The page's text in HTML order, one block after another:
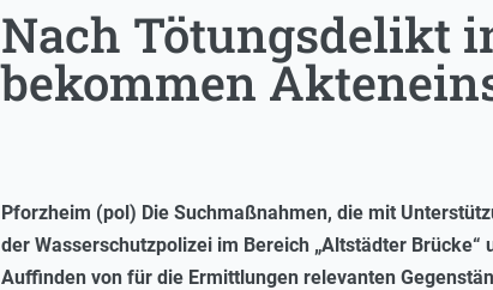
Nach Tötungsdelikt
bekommen
Pforzheim (pol) Die Suchmaßnahmen, die mit
der Wasserschutzpolizei im Bereich „Altstädter
Auffinden von für die Ermittlungen relevanten